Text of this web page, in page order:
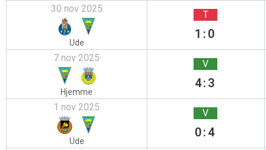
30 nov 2025
Ude
T
1:0
7 nov 2025
Hjemme
V
4:3
1 nov 2025
Ude
V
0:4